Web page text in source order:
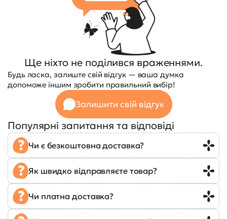
Ще ніхто не поділився враженнями.
Будь ласка, залиште свій відгук — ваша думка
допоможе іншим зробити правильний вибір!
Залишити свій відгук
Популярні запитання та відповіді
Чи є безкоштовна доставка?
Як швидко відправляєте товар?
Чи платна доставка?